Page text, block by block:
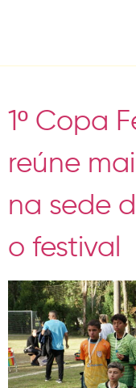
Tag:
1º Copa
reúne
na sede
o festival